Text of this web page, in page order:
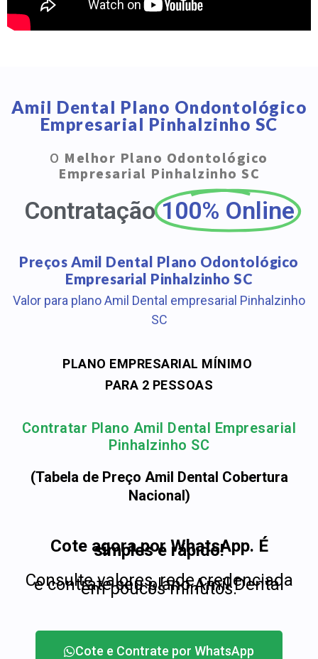
Amil Dental Plano Ondontológico
Empresarial Pinhalzinho SC
O Melhor Plano Odontológico
Empresarial Pinhalzinho SC
Contratação 100% Online
Preços Amil Dental Plano Odontológico
Empresarial Pinhalzinho SC
Valor para plano Amil Dental empresarial Pinhalzinho
SC
PLANO EMPRESARIAL MÍNIMO
PARA 2 PESSOAS
Contratar Plano Amil Dental Empresarial
Pinhalzinho SC
(Tabela de Preço Amil Dental Cobertura
Nacional)
Cote agora por WhatsApp. É
simples e rápido!
Consulte valores, rede credenciada
e contrate seu plano Amil Dental
em poucos minutos.
Cote e Contrate por WhatsApp